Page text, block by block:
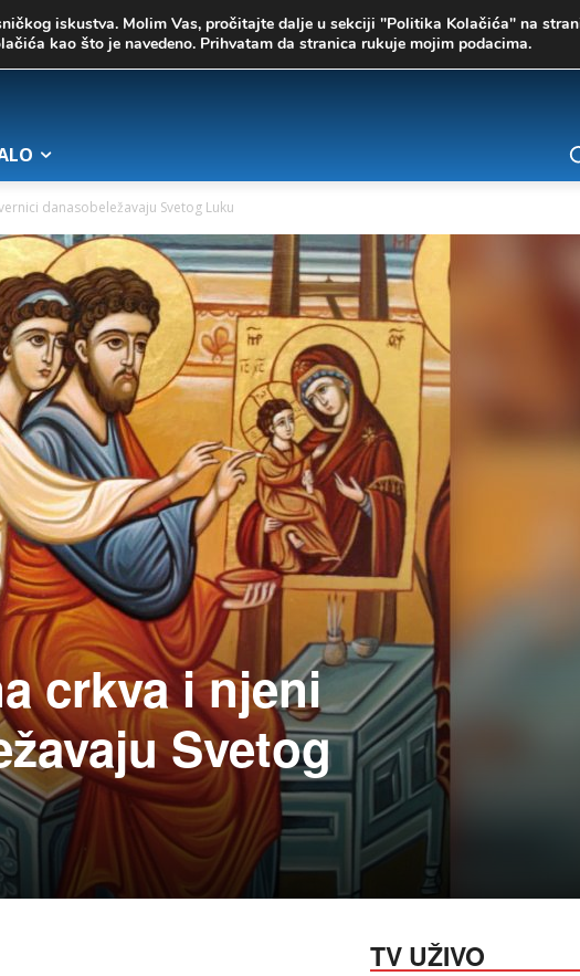
danasobeležavaju Svetog Luku
crkva i njeni
Svetog
TV UŽIVO
iskustva. Molim Vas, pročitajte dalje u sekciji "Politika Kolačića" na
kao što je navedeno. Prihvatam da stranica rukuje mojim podacima.